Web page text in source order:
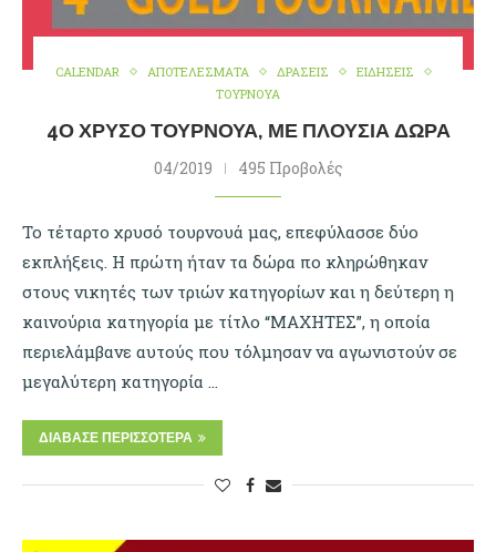
CALENDAR ΑΠΟΤΕΛΕΣΜΑΤΑ ΔΡΑΣΕΙΣ
ΕΙΔΗΣΕΙΣ
ΤΟΥΡΝΟΥΑ
4Ο ΧΡΥΣΌ ΤΟΥΡΝΟΥΆ, ΜΕ ΠΛΟΎΣΙΑ ΔΏΡΑ
04/2019 495 Προβολές
Το τέταρτο χρυσό τουρνουά μας, επεφύλασσε δύο
εκπλήξεις. Η πρώτη ήταν τα δώρα πο κληρώθηκαν
στους νικητές των τριών κατηγορίων και η δεύτερη η
καινούρια κατηγορία με τίτλο “ΜΑΧΗΤΕΣ”, η οποία
περιελάμβανε αυτούς που τόλμησαν να αγωνιστούν σε
μεγαλύτερη κατηγορία …
ΔΙΆΒΑΣΕ ΠΕΡΙΣΣΌΤΕΡΑ